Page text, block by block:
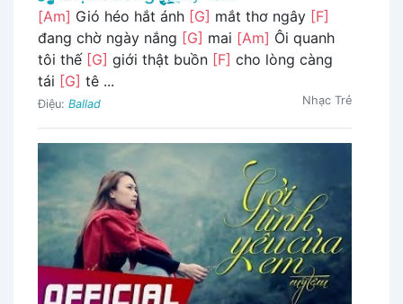
[Am] Gió héo hắt ánh [G] mắt thơ ngây [F]
đang chờ ngày nắng [G] mai [Am] Ôi quanh
tôi thế [G] giới thật buồn [F] cho lòng càng
tái [G] tê ...
Điệu: Ballad Nhạc Trẻ